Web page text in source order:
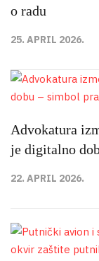
o radu
25. APRIL 2026.
Advokatura
je digitalno
22. APRIL 2026.